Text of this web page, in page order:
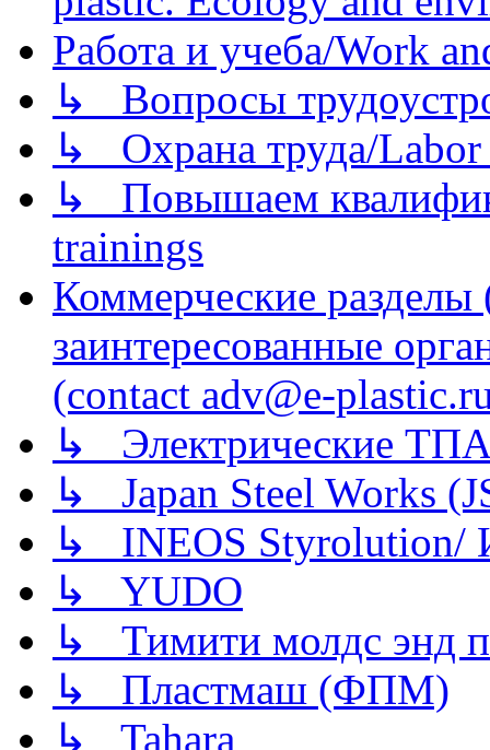
Работа и учеба/Work
↳ Вопросы
↳ Охрана труда/Labor
↳ Повышаем
trainings
Коммерческие
заинтересованные
(contact adv@e-
↳ Электрические
↳ Japan Steel Works
↳ INEOS
↳ YUDO
↳ Тимити молдс энд
↳ Пластмаш (ФПМ)
↳ Tahara